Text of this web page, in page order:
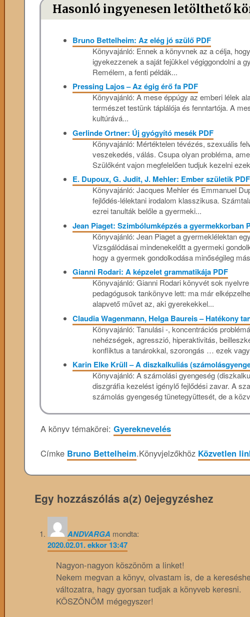
Hasonló ingyenesen letölthető
Bruno Bettelheim: Az elég jó szülő PDF
Könyvajánló: Ennek a könyvnek az a célja,
igyekezzenek a saját fejükkel végiggondolni a
Remélem, a fenti példák...
Pressing Lajos – Az égig érő fa PDF
Könyvajánló: A mese éppúgy az emberi lélek
termé­szet testünk táplálója és fenntartója. A
kultúrává...
Gerlinde Ortner: Új gyógyító mesék PDF
Könyvajánló: Mértéktelen tévézés, szexuális
veszekedés, válás. Csupa olyan probléma,
Szülőként vajon megfelelően tudjuk kezelni
E. Dupoux, G. Judit, J. Mehler: Ember születik PDF
Könyvajánló: Jacques Mehler és Emmanuel
fejlődés-lélektani irodalom klasszikusa.
ezrei tanulták belőle a gyermeki...
Jean Piaget: Szimbólumképzés a gyermekkorban
Könyvajánló: Jean Piaget a gyermeklélektan
Vizsgálódásai mindenekelőtt a gyermeki
hogy a gyermek gondolkodása minőségileg
Gianni Rodari: A képzelet grammatikája PDF
Könyvajánló: Gianni Rodari könyvét sok
pedagógusok tankönyve lett: ma már
alapvető művet az, aki gyerekekkel...
Claudia Wagenmann, Helga Baureis – Hatékony
Könyvajánló: Tanulási -, koncentrációs
nehézségek, agresszió, hiperaktivitás,
konfliktus a tanárokkal, szorongás … ezek
Karin Elke Krüll – A diszkalkuliás
Könyvajánló: A számolási gyengeség
diszgráfia kezelést igénylő fejlődési zavar. A
számolás gyengeség tünetegyüttesét, de a
A könyv témakörei: Gyereknevelés
Címke Bruno Bettelheim.Könyvjelzőkhöz Közvetlen
Egy hozzászólás a(z) 0ejegyzéshez
ANDVARGA mondta:
2020.02.01. ekkor 13:47
Nagyon-nagyon köszönöm a linket!
Nekem megvan a könyv, olvastam is, de a
változatra, hagy gyorsan tudjak a könyveb keresni.
KÖSZÖNÖM mégegyszer!